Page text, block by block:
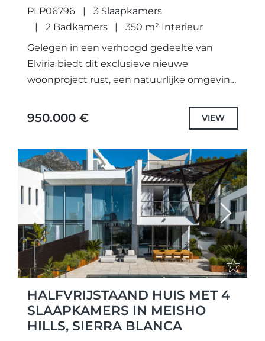
PLP06796
3 Slaapkamers
2 Badkamers
350 m² Interieur
Gelegen in een verhoogd gedeelte van
Elviria biedt dit exclusieve nieuwe
woonproject rust, een natuurlijke omgeving
belangrijkste attracties van Marbella. Op
950.000 € VIEW
Previous Next
HALFVRIJSTAAND HUIS MET 4
SLAAPKAMERS IN MEISHO
HILLS, SIERRA BLANCA